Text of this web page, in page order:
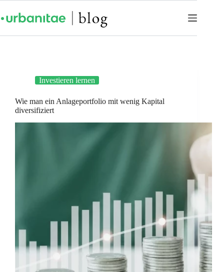
Investieren lernen
Wie man ein Anlageportfolio mit wenig Kapital
diversifiziert